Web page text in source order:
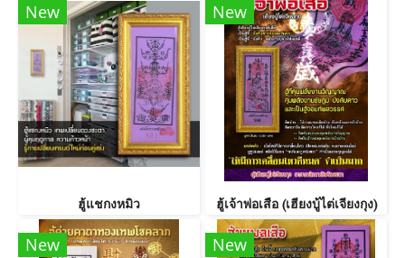
New
ฮู้แชกงหมิว
New
ฮู้เจ้าพ่อเสือ (เฮียงบู้ไต่เจียงกุง)
New New